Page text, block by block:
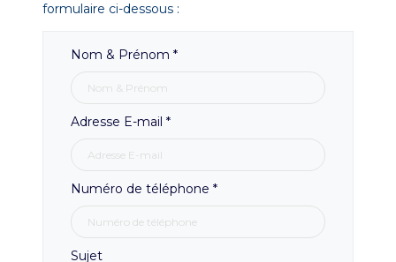
formulaire ci-dessous :
Nom & Prénom *
Adresse E-mail *
Numéro de téléphone *
Sujet